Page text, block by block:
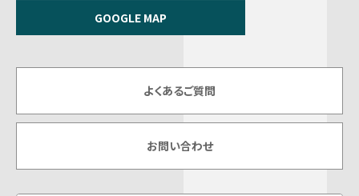
GOOGLE MAP
よくあるご質問
お問い合わせ